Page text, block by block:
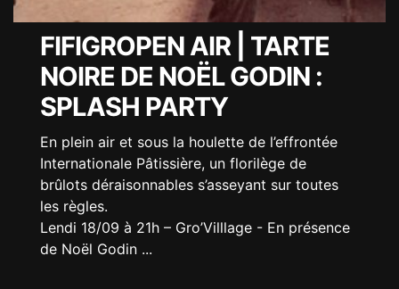
FIFIGROPEN AIR | TARTE
NOIRE DE NOËL GODIN :
SPLASH PARTY
En plein air et sous la houlette de l’effrontée
Internationale Pâtissière, un florilège de
brûlots déraisonnables s’asseyant sur toutes
les règles.
Lendi 18/09 à 21h – Gro’Villlage - En présence
de Noël Godin ...